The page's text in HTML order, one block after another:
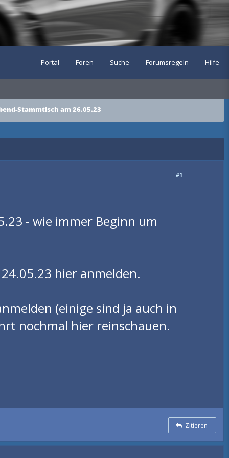
Portal Foren Suche Forumsregeln Hilfe
Stammtisch am 26.05.23
#1
- wie immer Beginn um
hier anmelden.
(einige sind ja auch in
nochmal hier reinschauen.
Zitieren